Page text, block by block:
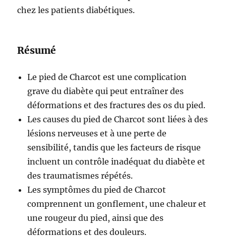
chez les patients diabétiques.
Résumé
Le pied de Charcot est une complication
grave du diabète qui peut entraîner des
déformations et des fractures des os du pied.
Les causes du pied de Charcot sont liées à des
lésions nerveuses et à une perte de
sensibilité, tandis que les facteurs de risque
incluent un contrôle inadéquat du diabète et
des traumatismes répétés.
Les symptômes du pied de Charcot
comprennent un gonflement, une chaleur et
une rougeur du pied, ainsi que des
déformations et des douleurs.